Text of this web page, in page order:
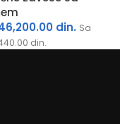
din. Sa
din.